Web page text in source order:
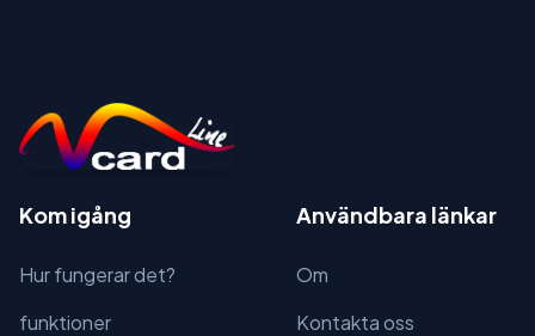
Kom igång
Hur fungerar det?
funktioner
Användbara länkar
Om
Kontakta oss